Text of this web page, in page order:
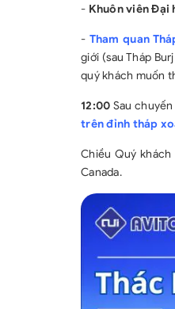
- Khuôn viên Đại
- Tham quan
giới (sau Tháp
quý khách muốn
12:00 Sau
trên đỉnh tháp
Chiều Quý
Canada.